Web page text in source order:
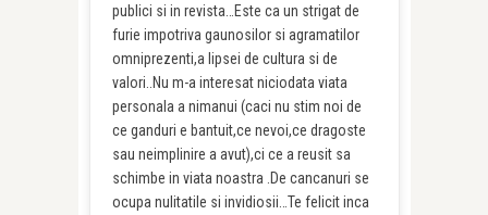
publici si in revista…Este ca un strigat de
furie impotriva gaunosilor si agramatilor
omniprezenti,a lipsei de cultura si de
valori..Nu m-a interesat niciodata viata
personala a nimanui (caci nu stim noi de
ce ganduri e bantuit,ce nevoi,ce dragoste
sau neimplinire a avut),ci ce a reusit sa
schimbe in viata noastra .De cancanuri se
ocupa nulitatile si invidiosii…Te felicit inca